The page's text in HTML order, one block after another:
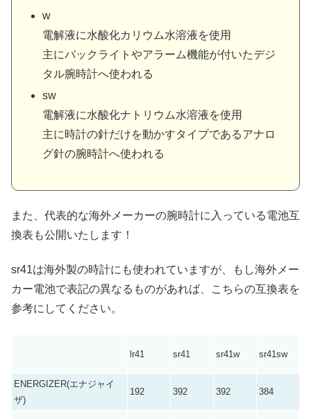
w
電解液に水酸化カリウム水溶液を使用
主にバックライトやアラーム機能が付いたデジ
タル腕時計へ使われる
sw
電解液に水酸化ナトリウム水溶液を使用
主に時計の針だけを動かすタイプであるアナロ
グ針の腕時計へ使われる
また、代表的な海外メーカーの腕時計に入っている電池互
換表も公開いたします！
sr41は海外製の時計にも使われていますが、もし海外メー
カー電池で表記の異なるものがあれば、こちらの互換表を
参考にしてください。
lr41 sr41 sr41w sr41sw
ENERGIZER(エナジャイ
ザ)
192 392 392 384